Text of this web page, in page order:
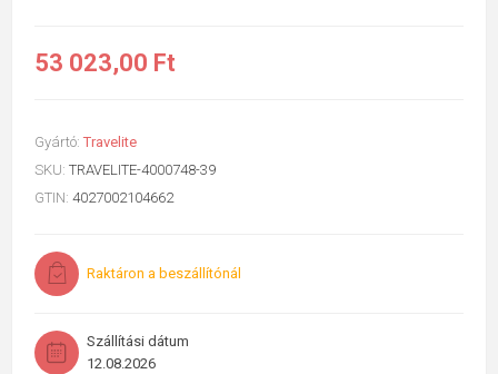
53 023,00 Ft
Gyártó: Travelite
SKU: TRAVELITE-4000748-39
GTIN: 4027002104662
Raktáron a beszállítónál
Szállítási dátum
12.08.2026